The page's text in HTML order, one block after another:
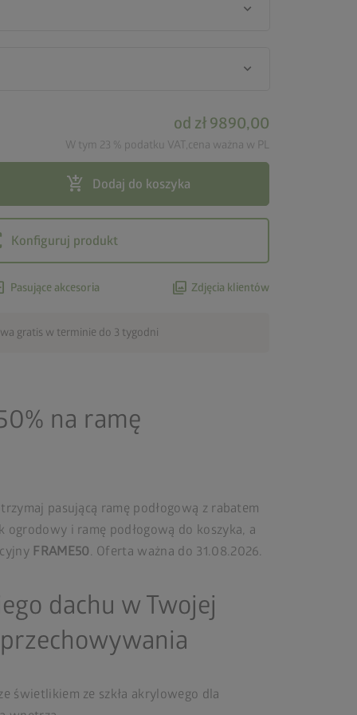
keyboard_arrow_down
keyboard_arrow_down
od zł 9890,00
W tym 23 % podatku VAT,cena ważna w PL
add_shopping_cart Dodaj do koszyka
Konfiguruj produkt
Pasujące akcesoria photo_library Zdjęcia klientów
gratis w terminie do 3 tygodni
na ramę
pasującą ramę podłogową z rabatem
ogrodowy i ramę podłogową do koszyka, a
FRAME50. Oferta ważna do 31.08.2026.
dachu w Twojej
świetlikiem ze szkła akrylowego dla